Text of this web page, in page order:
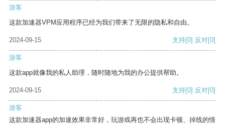
游客
这款加速器VPM应用程序已经为我们带来了无限的隐私和自由。
2024-09-15 支持[0] 反对[0]
游客
这款app就像我的私人助理，随时随地为我的办公提供帮助。
2024-09-15 支持[0] 反对[0]
游客
这款加速器app的加速效果非常好，玩游戏再也不会出现卡顿、掉线的情